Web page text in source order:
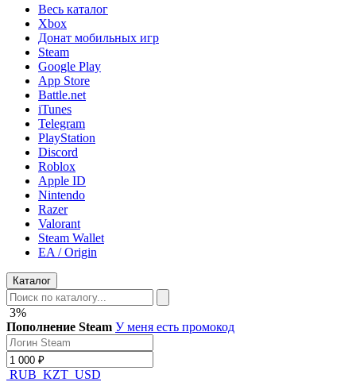
Весь каталог
Xbox
Донат мобильных игр
Steam
Google Play
App Store
Battle.net
iTunes
Telegram
PlayStation
Discord
Roblox
Apple ID
Nintendo
Razer
Valorant
Steam Wallet
EA / Origin
Каталог
3%
Пополнение Steam У меня есть промокод
RUB KZT USD